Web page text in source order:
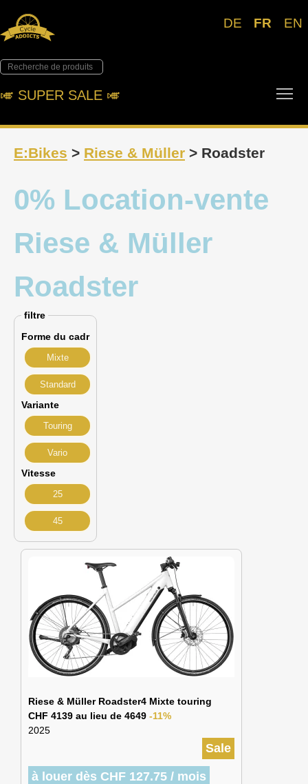
DE FR EN
🎺︎ SUPER SALE 🎺︎
E:Bikes > Riese & Müller > Roadster
0% Location-vente
Riese & Müller
Roadster
filtre
Forme du cadr
Mixte
Standard
Variante
Touring
Vario
Vitesse
25
45
Riese & Müller Roadster4 Mixte touring
CHF 4139 au lieu de 4649 -11%
2025
Sale
à louer dès CHF 127.75 / mois